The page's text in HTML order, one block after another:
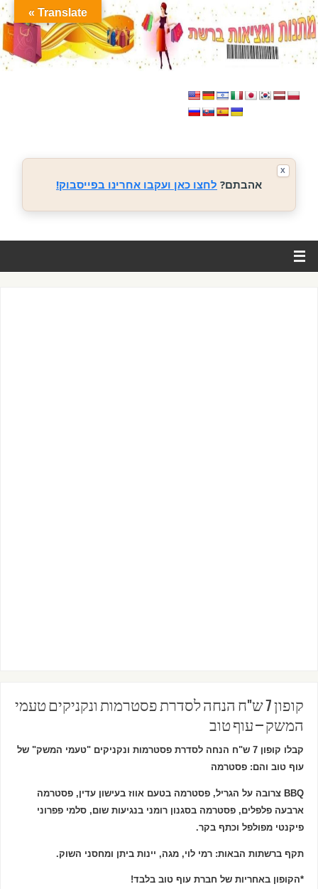
אהבתם? לחצו כאן ועקבו אחרינו בפייסבוק!
X
קופון 7 ש"ח הנחה לסדרת פסטרמות ונקניקים טעמי
המשק – עוף טוב
קבלו קופון 7 ש"ח הנחה לסדרת פסטרמות ונקניקים "טעמי המשק" של
עוף טוב והם: פסטרמה
BBQ צרובה על הגריל, פסטרמה בטעם אווז בעישון עדין, פסטרמה
ארבעה פלפלים, פסטרמה בסגנון רומני בנגיעות שום, סלמי פפרוני
פיקנטי מפולפל וכתף בקר.
תקף ברשתות הבאות: רמי לוי, מגה, יינות ביתן ומחסני השוק.
*הקופון באחריות של חברת עוף טוב בלבד!
Translate »